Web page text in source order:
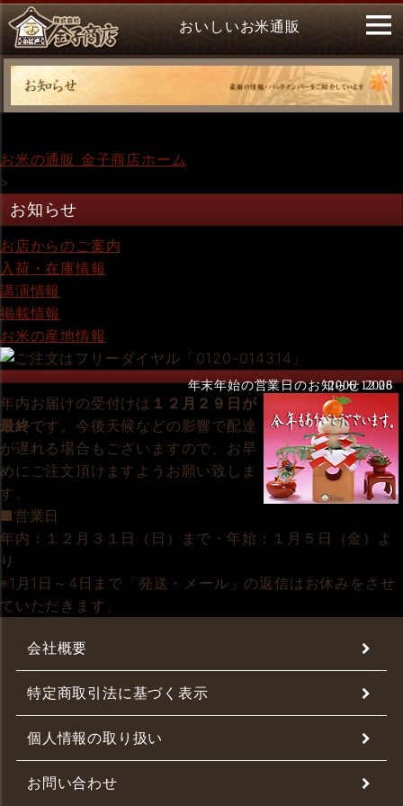
おいしいお米通販
お米の通販 金子商店ホーム
>
お知らせ
お店からのご案内
入荷・在庫情報
講演情報
掲載情報
お米の産地情報
年末年始の営業日のお知らせ 2006
2006.12.28
年内お届けの受付けは １２月２９日が
最終です。今後天候などの影響で配達
が遅れる場合もございますので、お早
めにご注文頂けますようお願い致しま
す。
■営業日
年内：１２月３１日（日）まで・年始：１月５日（金）よ
り
※1月1日～4日まで「発送・メール」の返信はお休みをさせ
ていただきます。
会社概要
特定商取引法に基づく表示
個人情報の取り扱い
お問い合わせ